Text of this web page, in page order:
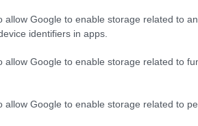
allow Google to enable storage related to
identifiers in apps.
allow Google to enable storage related to
allow Google to enable storage related to
alla preparazione fisica e
sessioni di sci,
esercizi di equilibrio e
Inoltre, la sciatrice si